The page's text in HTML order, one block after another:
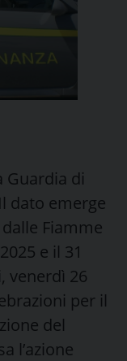
Guardia di
dato emerge
Fiamme
e il 31
venerdì 26
per il
del
l’azione